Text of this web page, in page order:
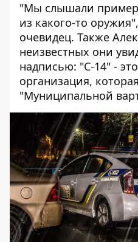
"Мы слышали
из какого-то
очевидец. Также
неизвестных они
надписью: "С-14" -
организация,
"Муниципальной